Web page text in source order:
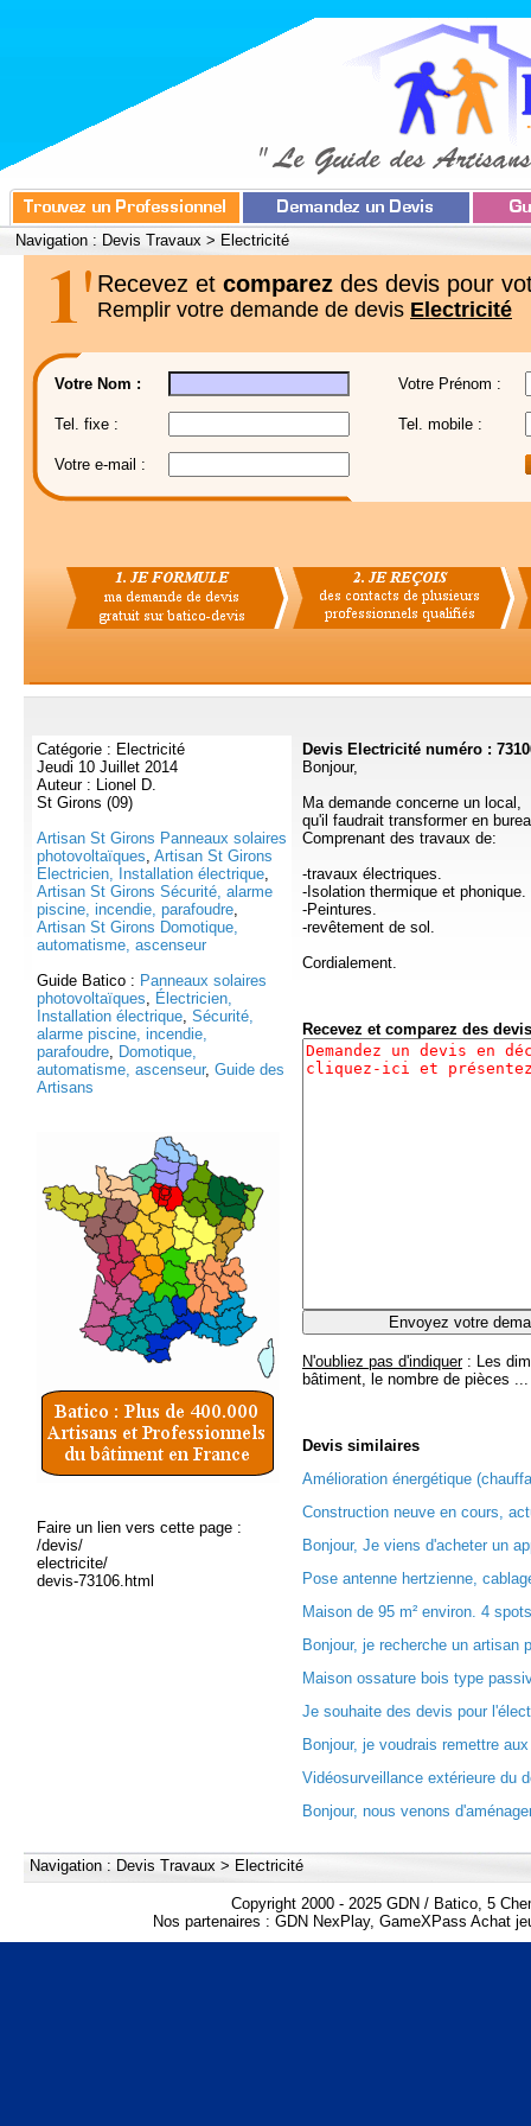
Navigation : Devis Travaux > Electricité
Recevez et comparez des devis pour
Remplir votre demande de devis Electricité
Votre Nom : Votre Prénom :
Tel. fixe : Tel. mobile :
Votre e-mail :
Catégorie : Electricité
Jeudi 10 Juillet 2014
Auteur : Lionel D.
St Girons (09)
Artisan St Girons Panneaux solaires
photovoltaïques, Artisan St Girons
Electricien, Installation électrique,
Artisan St Girons Sécurité, alarme
piscine, incendie, parafoudre,
Artisan St Girons Domotique,
automatisme, ascenseur
Guide Batico : Panneaux solaires
photovoltaïques, Électricien,
Installation électrique, Sécurité,
alarme piscine, incendie,
parafoudre, Domotique,
automatisme, ascenseur, Guide des
Artisans
Faire un lien vers cette page :
/devis/
electricite/
devis-73106.html
Devis Electricité numéro :
Bonjour,
Ma demande concerne un local,
qu'il faudrait transformer en
Comprenant des travaux de:
-travaux électriques.
-Isolation thermique et phonique.
-Peintures.
-revêtement de sol.
Cordialement.
Recevez et comparez des
N'oubliez pas d'indiquer: Les
bâtiment, le nombre de pièces ...
Devis similaires
Amélioration énergétique
Construction neuve en cours,
Bonjour, Je viens d'acheter un
Pose antenne hertzienne,
Maison de 95 m² environ. 4
Bonjour, je recherche un artisan
Maison ossature bois type
Je souhaite des devis pour
Bonjour, je voudrais remettre
Vidéosurveillance extérieure du
Bonjour, nous venons
Navigation : Devis Travaux > Electricité
Copyright 2000 - 2025 GDN / Batico, 5
Nos partenaires : GDN NexPlay, GameXPass Achat